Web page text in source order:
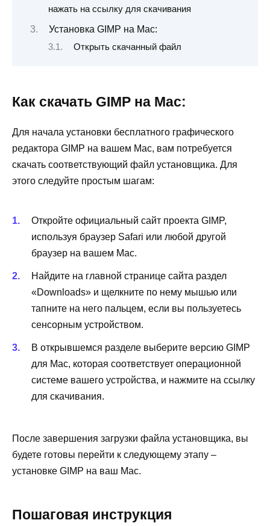
нажать на ссылку для скачивания
Установка GIMP на Mac:
Открыть скачанный файл
Как скачать GIMP на Mac:
Для начала установки бесплатного графического
редактора GIMP на вашем Mac, вам потребуется
скачать соответствующий файл установщика. Для
этого следуйте простым шагам:
Откройте официальный сайт проекта GIMP,
используя браузер Safari или любой другой
браузер на вашем Mac.
Найдите на главной странице сайта раздел
«Downloads» и щелкните по нему мышью или
тапните на него пальцем, если вы пользуетесь
сенсорным устройством.
В открывшемся разделе выберите версию GIMP
для Mac, которая соответствует операционной
системе вашего устройства, и нажмите на ссылку
для скачивания.
После завершения загрузки файла установщика, вы
будете готовы перейти к следующему этапу –
установке GIMP на ваш Mac.
Пошаговая инструкция